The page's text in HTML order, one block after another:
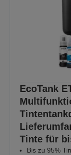
EcoTank
Tinte für
Bis zu 95%